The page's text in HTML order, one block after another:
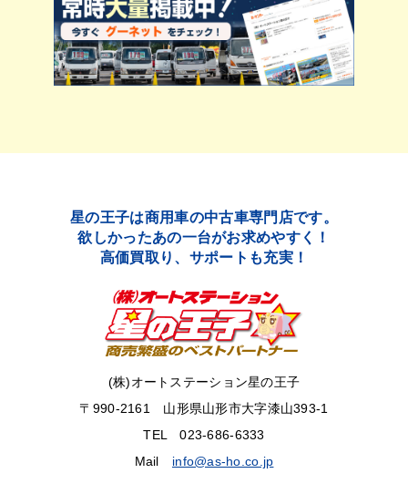
星の王子は商用車の中古車専門店です。
欲しかったあの一台がお求めやすく！
高価買取り、サポートも充実！
(株)オートステーション星の王子
〒990-2161 山形県山形市大字漆山393-1
TEL 023-686-6333
Mail info@as-ho.co.jp